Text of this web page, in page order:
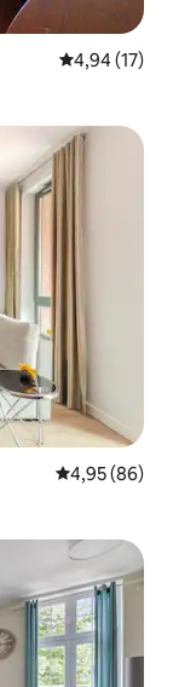
4,94 (17)
4,95 (86)